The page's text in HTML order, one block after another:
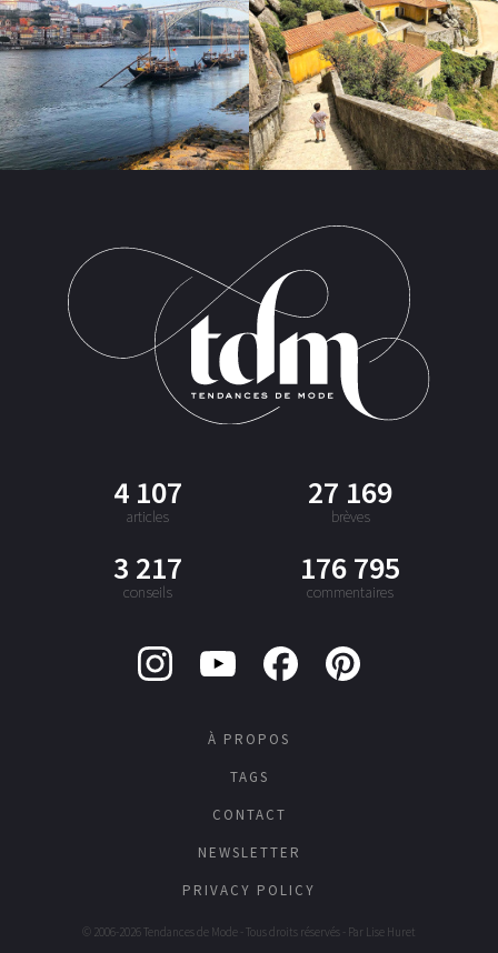
4 107
articles
27 169
brèves
3 217
conseils
176 795
commentaires
À PROPOS
TAGS
CONTACT
NEWSLETTER
PRIVACY POLICY
© 2006-2026 Tendances de Mode - Tous droits réservés - Par Lise Huret